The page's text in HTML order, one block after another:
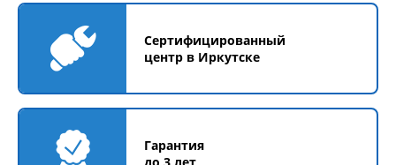
Сертифицированный
центр в Иркутске
Гарантия